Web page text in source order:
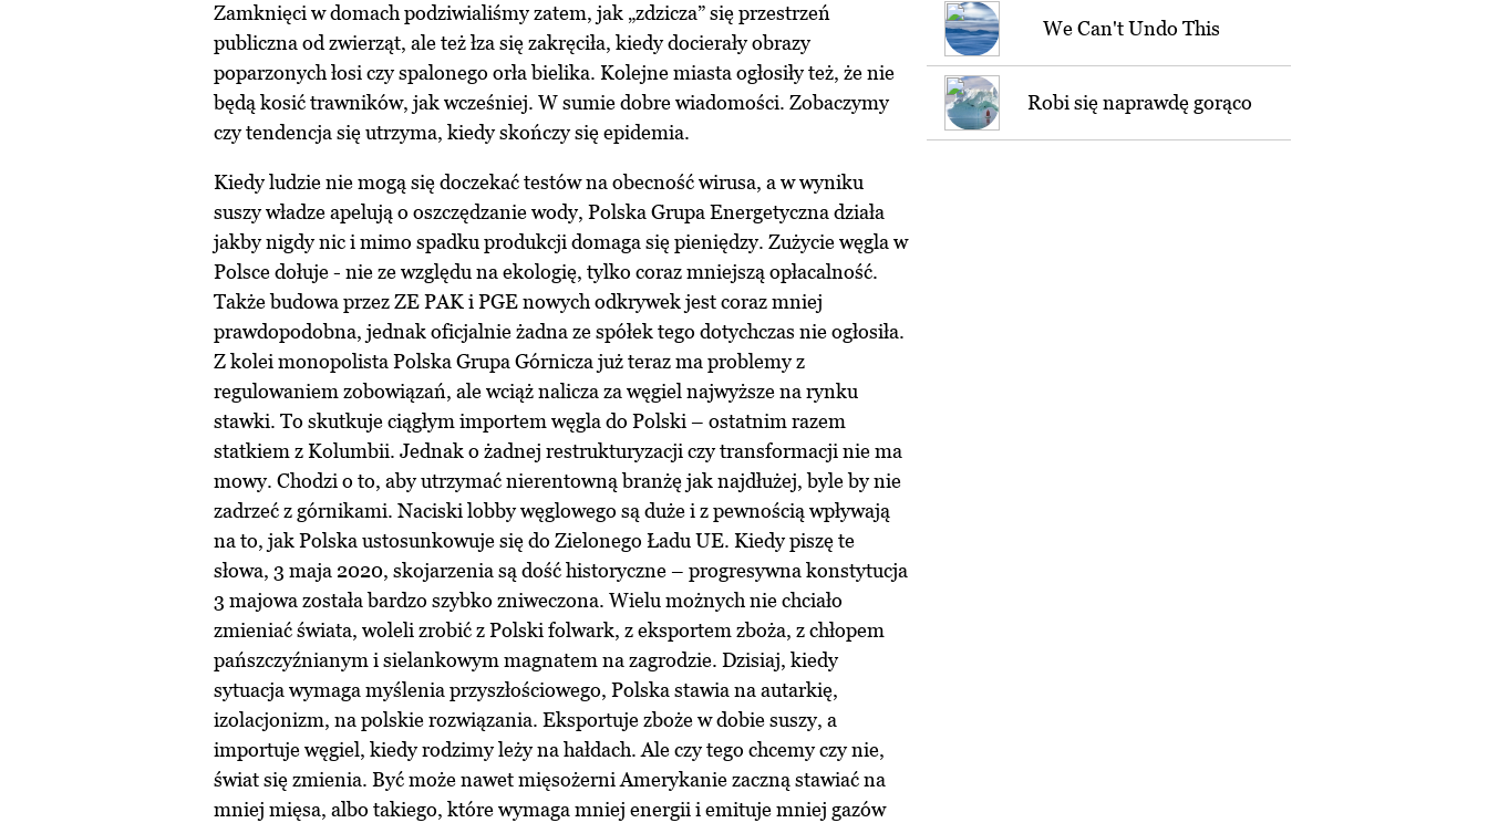
Zamknięci w domach podziwialiśmy zatem, jak „zdzicza” się przestrzeń
publiczna od zwierząt, ale też łza się zakręciła, kiedy docierały obrazy
poparzonych łosi czy spalonego orła bielika. Kolejne miasta ogłosiły też, że nie
będą kosić trawników, jak wcześniej. W sumie dobre wiadomości. Zobaczymy
czy tendencja się utrzyma, kiedy skończy się epidemia.
Kiedy ludzie nie mogą się doczekać testów na obecność wirusa, a w wyniku
suszy władze apelują o oszczędzanie wody, Polska Grupa Energetyczna działa
jakby nigdy nic i mimo spadku produkcji domaga się pieniędzy. Zużycie węgla w
Polsce dołuje - nie ze względu na ekologię, tylko coraz mniejszą opłacalność.
Także budowa przez ZE PAK i PGE nowych odkrywek jest coraz mniej
prawdopodobna, jednak oficjalnie żadna ze spółek tego dotychczas nie ogłosiła.
Z kolei monopolista Polska Grupa Górnicza już teraz ma problemy z
regulowaniem zobowiązań, ale wciąż nalicza za węgiel najwyższe na rynku
stawki. To skutkuje ciągłym importem węgla do Polski – ostatnim razem
statkiem z Kolumbii. Jednak o żadnej restrukturyzacji czy transformacji nie ma
mowy. Chodzi o to, aby utrzymać nierentowną branżę jak najdłużej, byle by nie
zadrzeć z górnikami. Naciski lobby węglowego są duże i z pewnością wpływają
na to, jak Polska ustosunkowuje się do Zielonego Ładu UE. Kiedy piszę te
słowa, 3 maja 2020, skojarzenia są dość historyczne – progresywna konstytucja
3 majowa została bardzo szybko zniweczona. Wielu możnych nie chciało
zmieniać świata, woleli zrobić z Polski folwark, z eksportem zboża, z chłopem
pańszczyźnianym i sielankowym magnatem na zagrodzie. Dzisiaj, kiedy
sytuacja wymaga myślenia przyszłościowego, Polska stawia na autarkię,
izolacjonizm, na polskie rozwiązania. Eksportuje zboże w dobie suszy, a
importuje węgiel, kiedy rodzimy leży na hałdach. Ale czy tego chcemy czy nie,
świat się zmienia. Być może nawet mięsożerni Amerykanie zaczną stawiać na
mniej mięsa, albo takiego, które wymaga mniej energii i emituje mniej gazów
We Can't Undo This
Robi się naprawdę gorąco